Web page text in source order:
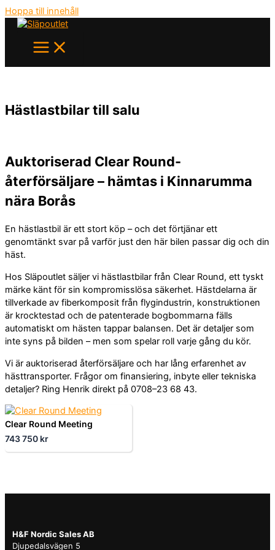
Hoppa till innehåll
Hästlastbilar till salu
Auktoriserad Clear Round-
återförsäljare – hämtas i Kinnarumma
nära Borås
En hästlastbil är ett stort köp – och det förtjänar ett
genomtänkt svar på varför just den här bilen passar dig och din
häst.
Hos Släpoutlet säljer vi hästlastbilar från Clear Round, ett tyskt
märke känt för sin kompromisslösa säkerhet. Hästdelarna är
tillverkade av fiberkomposit från flygindustrin, konstruktionen
är krocktestad och de patenterade bogbommarna fälls
automatiskt om hästen tappar balansen. Det är detaljer som
inte syns på bilden – men som spelar roll varje gång du kör.
Vi är auktoriserad återförsäljare och har lång erfarenhet av
hästtransporter. Frågor om finansiering, inbyte eller tekniska
detaljer? Ring Henrik direkt på 0708–23 68 43.
Clear Round Meeting
743 750 kr
H&F Nordic Sales AB
Djupedalsvägen 5